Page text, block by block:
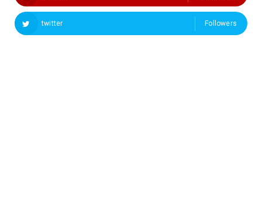
twitter Followers